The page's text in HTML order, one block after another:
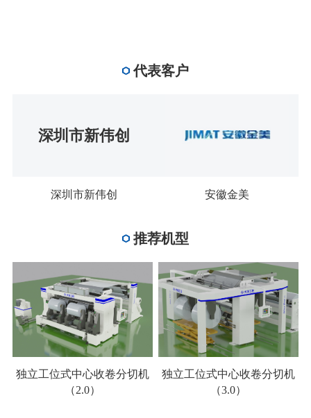
代表客户
深圳市新伟创
深圳市新伟创 安徽金美
推荐机型
独立工位式中心收卷分切机
（2.0）
独立工位式中心收卷分切机
（3.0）